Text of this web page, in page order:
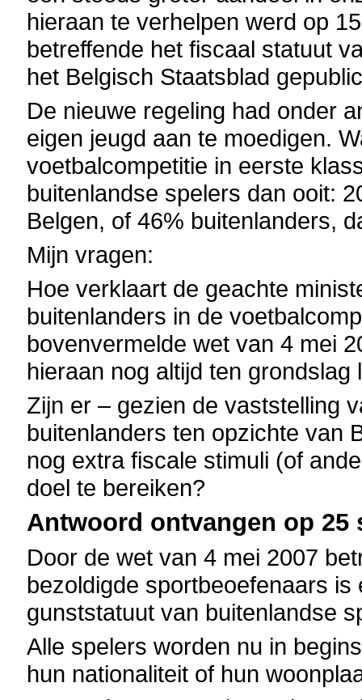
hieraan te verhelpen werd op
betreffende het fiscaal statuut
het Belgisch Staatsblad
De nieuwe regeling had onder
eigen jeugd aan te moedigen.
voetbalcompetitie in eerste
buitenlandse spelers dan ooit:
Belgen, of 46% buitenlanders,
Mijn vragen:
Hoe verklaart de geachte
buitenlanders in de
bovenvermelde wet van 4 mei
hieraan nog altijd ten grondslag
Zijn er – gezien de vaststelling
buitenlanders ten opzichte van
nog extra fiscale stimuli (of
doel te bereiken?
Antwoord ontvangen op 25
Door de wet van 4 mei 2007
bezoldigde sportbeoefenaars
gunststatuut van buitenlandse
Alle spelers worden nu in
hun nationaliteit of hun